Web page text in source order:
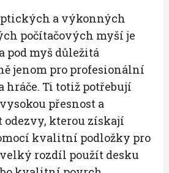
a výkonných
počítačových myší je
pod myš důležitá
jenom pro profesionální
hráče. Ti totiž potřebují
přesnost a
odezvy, kterou získají
kvalitní podložky pro
rozdíl použít desku